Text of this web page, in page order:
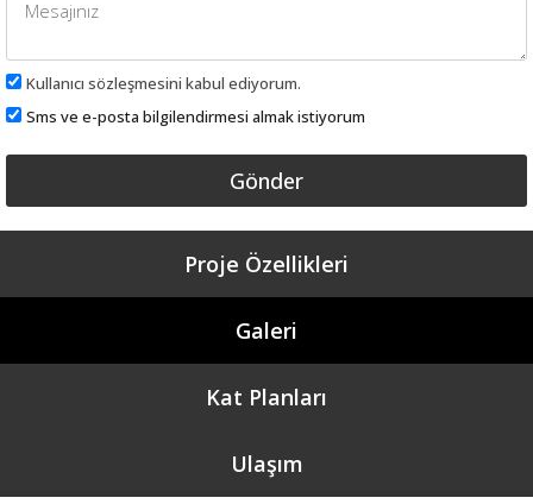
Kullanıcı sözleşmesini kabul ediyorum.
Sms ve e-posta bilgilendirmesi almak istiyorum
Proje Özellikleri
Galeri
Kat Planları
Ulaşım